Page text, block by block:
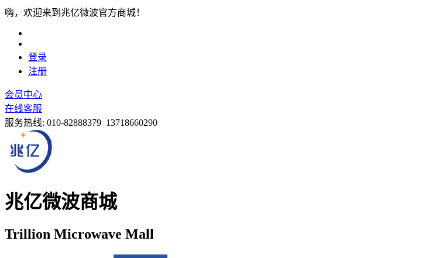
嗨，欢迎来到兆亿微波官方商城！
登录
注册
会员中心
在线客服
服务热线: 010-82888379 13718660290
兆亿微波商城
Trillion Microwave Mall